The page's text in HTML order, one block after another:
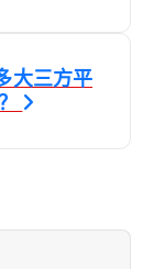
大三方平